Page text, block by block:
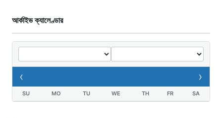
মগবাজারে বেপরোয়া লরির থাবায় ঝরল দুই
মোটরসাইকেল আরোহীর প্রাণ
এসএসসি পরীক্ষার পাসের হার কমেছে ৬.২০
শতাংশ
আর্কাইভ ক্যালেণ্ডার
‹ ›
SU MO TU WE TH FR SA